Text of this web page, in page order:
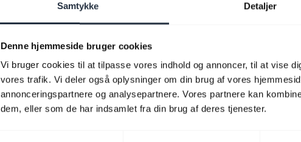
Samtykke Detaljer
Denne hjemmeside bruger cookies
Vi bruger cookies til at tilpasse vores indhold og annoncer, til at vise
vores trafik. Vi deler også oplysninger om din brug af vores
annonceringspartnere og analysepartnere. Vores partnere kan
dem, eller som de har indsamlet fra din brug af deres tjenester.
Vores produkter
Headset
Speakerphones